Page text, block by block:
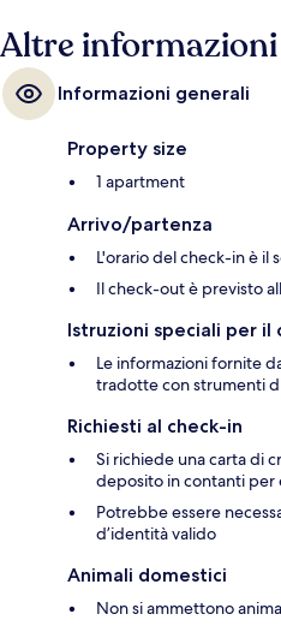
Altre
Informazioni generali
Property size
1 apartment
Arrivo/partenza
L'orario del check-in è il
Il check-out è previsto
Istruzioni speciali per il
Le informazioni fornite
tradotte con strumenti
Richiesti al check-in
Si richiede una carta di
deposito in contanti per
Potrebbe essere
d’identità valido
Animali domestici
Non si ammettono